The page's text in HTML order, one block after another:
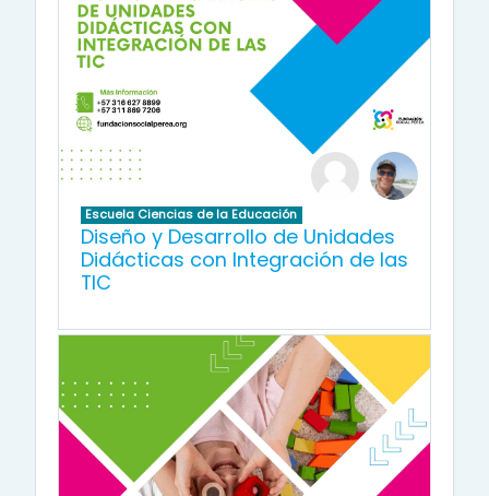
Escuela Ciencias de la Educación
Diseño y Desarrollo de Unidades
Didácticas con Integración de las
TIC